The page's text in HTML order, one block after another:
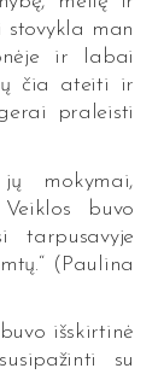
stovykla man
ir labai
čia ateiti ir
praleisti
mokymai,
buvo
(Paulina
išskirtinė
su